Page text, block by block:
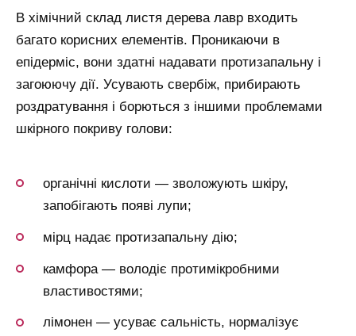
В хімічний склад листя дерева лавр входить
багато корисних елементів. Проникаючи в
епідерміс, вони здатні надавати протизапальну і
загоюючу дії. Усувають свербіж, прибирають
роздратування і борються з іншими проблемами
шкірного покриву голови:
органічні кислоти — зволожують шкіру,
запобігають появі лупи;
мірц надає протизапальну дію;
камфора — володіє протимікробними
властивостями;
лімонен — усуває сальність, нормалізує